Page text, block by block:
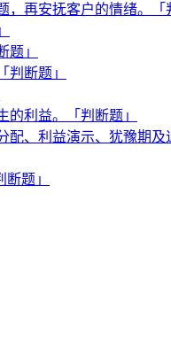
再安抚客户的情绪。「
题」
断题」
利益。「判断题」
、利益演示、犹豫期
题」